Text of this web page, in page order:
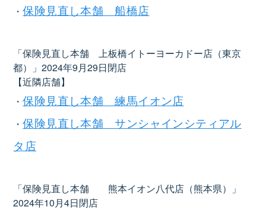
・保険見直し本舗 船橋店
「保険見直し本舗 上板橋イトーヨーカドー店（東京
都）」2024年9月29日閉店
【近隣店舗】
・保険見直し本舗 練馬イオン店
・保険見直し本舗 サンシャインシティアル
タ店
「保険見直し本舗 熊本イオン八代店（熊本県）」
2024年10月4日閉店